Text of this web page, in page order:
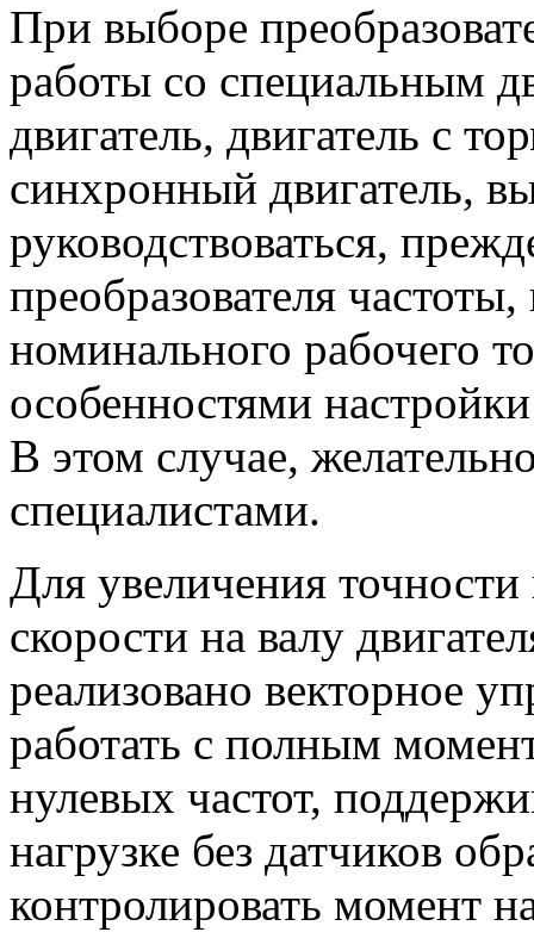
При выборе
работы со специальным
двигатель, двигатель с
синхронный двигатель,
руководствоваться,
преобразователя
номинального рабочего
особенностями
В этом случае,
специалистами.
Для увеличения
скорости на валу
реализовано векторное
работать с полным
нулевых частот,
нагрузке без датчиков
контролировать момент